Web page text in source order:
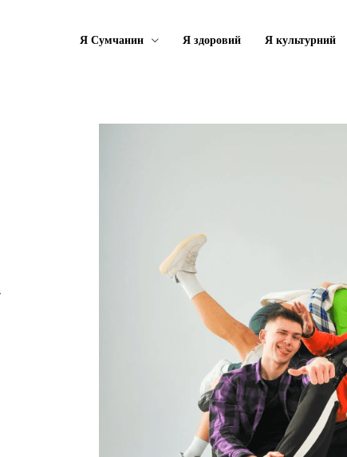
Я Сумчанин Я здоровий Я культурний